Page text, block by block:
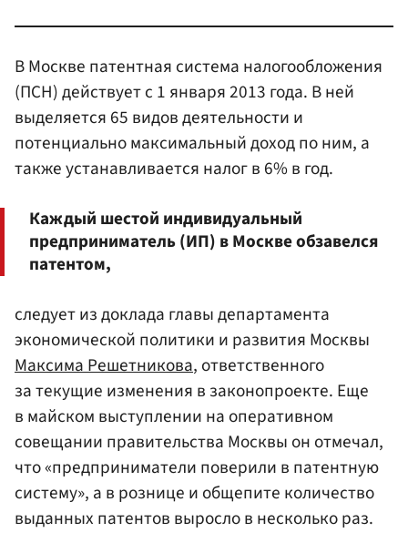
В Москве патентная система налогообложения
(ПСН) действует с 1 января 2013 года. В ней
выделяется 65 видов деятельности и
потенциально максимальный доход по ним, а
также устанавливается налог в 6% в год.
Каждый шестой индивидуальный
предприниматель (ИП) в Москве обзавелся
патентом,
следует из доклада главы департамента
экономической политики и развития Москвы
Максима Решетникова, ответственного
за текущие изменения в законопроекте. Еще
в майском выступлении на оперативном
совещании правительства Москвы он отмечал,
что «предприниматели поверили в патентную
систему», а в рознице и общепите количество
выданных патентов выросло в несколько раз.